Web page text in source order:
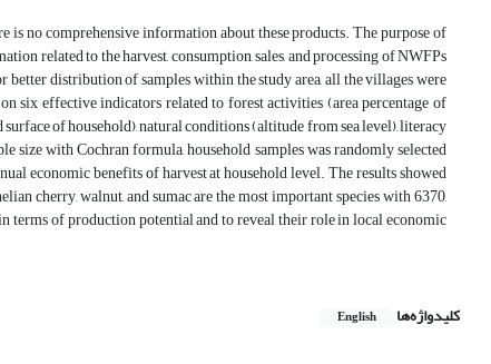
is no comprehensive information about these products. The purpose of
related to the harvest, consumption, sales, and processing of NWFPs
distribution of samples within the study area, all the villages were
six effective indicators related to forest activities (area percentage of
of household), natural conditions (altitude from sea level), literacy
with Cochran formula, household samples was randomly selected
economic benefits of harvest at household level. The results showed
cherry, walnut, and sumac are the most important species with 6370,
terms of production potential and to reveal their role in local economic
کلیدواژه‌ها English